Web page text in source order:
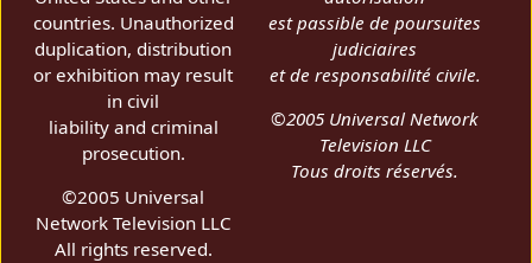
countries. Unauthorized
duplication, distribution
or exhibition may result
in civil
liability and criminal
prosecution.
©2005 Universal
Network Television LLC
All rights reserved.
est passible de poursuites
judiciaires
et de responsabilité civile.
©2005 Universal Network
Television LLC
Tous droits réservés.